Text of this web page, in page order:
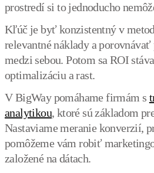
prostredí si to jednoducho
Kľúč je byť konzistentný v
relevantné náklady a
medzi sebou. Potom sa ROI
optimalizáciu a rast.
V BigWay pomáhame firmám s
analytikou, ktoré sú základom
Nastaviame meranie konverzií,
pomôžeme vám robiť
založené na dátach.